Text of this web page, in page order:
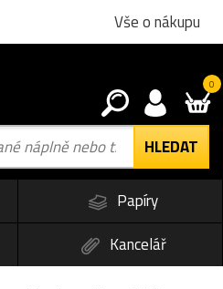
Vše o nákupu
0
Papíry
Kancelář